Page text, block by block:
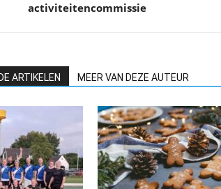
activiteitencommissie
ARTIKELEN MEER VAN DEZE AUTEUR